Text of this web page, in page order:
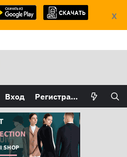
X
Вход Регистрация